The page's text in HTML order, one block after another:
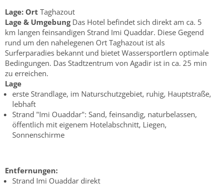
Lage: Ort Taghazout
Lage & UmgebungDas Hotel befindet sich direkt am ca. 5
km langen feinsandigen Strand Imi Quaddar. Diese Gegend
rund um den nahelegenen Ort Taghazout ist als
Surferparadies bekannt und bietet Wassersportlern optimale
Bedingungen. Das Stadtzentrum von Agadir ist in ca. 25 min
zu erreichen.
Lage
erste Strandlage, im Naturschutzgebiet, ruhig, Hauptstraße,
lebhaft
Strand "Imi Ouaddar": Sand, feinsandig, naturbelassen,
öffentlich mit eigenem Hotelabschnitt, Liegen,
Sonnenschirme
Entfernungen:
Strand Imi Ouaddar direkt